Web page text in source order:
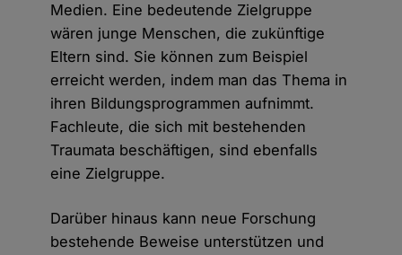
Medien. Eine bedeutende Zielgruppe
wären junge Menschen, die zukünftige
Eltern sind. Sie können zum Beispiel
erreicht werden, indem man das Thema in
ihren Bildungsprogrammen aufnimmt.
Fachleute, die sich mit bestehenden
Traumata beschäftigen, sind ebenfalls
eine Zielgruppe.
Darüber hinaus kann neue Forschung
bestehende Beweise unterstützen und